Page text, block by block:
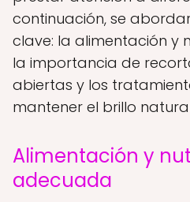
continuación, se
clave: la alimentación y
la importancia de
abiertas y los
mantener el brillo
Alimentación y
adecuada